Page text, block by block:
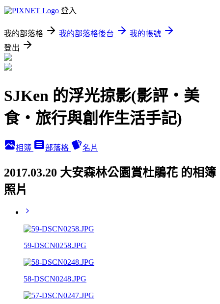
登入
我的部落格 我的部落格後台
我的帳號
登出
SJKen 的浮光掠影(影評‧美
食‧旅行與創作生活手記)
相簿 部落格 名片
2017.03.20 大安森林公園賞杜鵑花 的相簿
照片
59-DSCN0258.JPG
58-DSCN0248.JPG